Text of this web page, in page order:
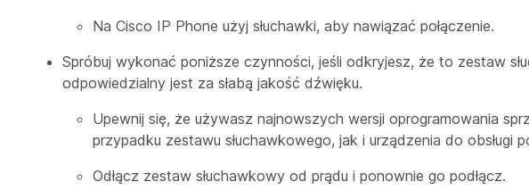
Na Cisco IP Phone użyj słuchawki, aby nawiązać połączenie.
Spróbuj wykonać poniższe czynności, jeśli odkryjesz, że to zestaw
odpowiedzialny jest za słabą jakość dźwięku.
Upewnij się, że używasz najnowszych wersji oprogramowania
przypadku zestawu słuchawkowego, jak i urządzenia do obsługi
Odłącz zestaw słuchawkowy od prądu i ponownie go podłącz.